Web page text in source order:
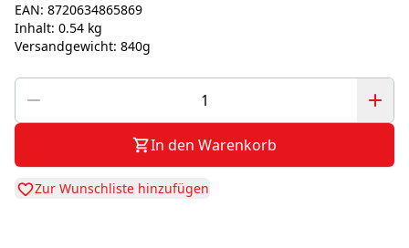
EAN: 8720634865869
Inhalt: 0.54 kg
Versandgewicht: 840g
In den Warenkorb
Zur Wunschliste hinzufügen